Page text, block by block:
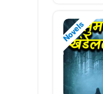
Novels